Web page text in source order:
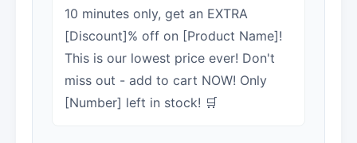
10 minutes only, get an EXTRA
[Discount]% off on [Product Name]!
This is our lowest price ever! Don't
miss out - add to cart NOW! Only
[Number] left in stock! 🛒